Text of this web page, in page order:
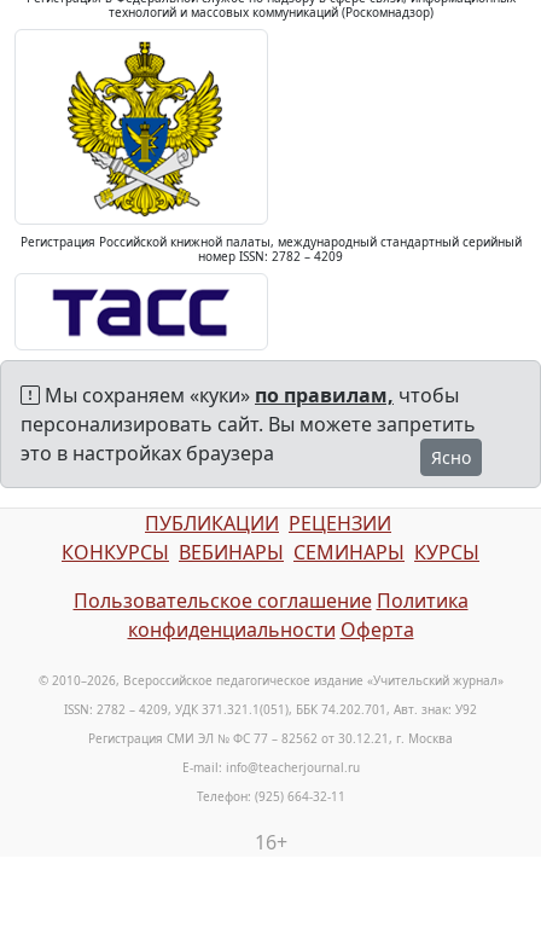
технологий и массовых коммуникаций (Роскомнадзор)
Регистрация Российской книжной палаты, международный стандартный серийный
номер ISSN: 2782 – 4209
Мы сохраняем «куки» по правилам, чтобы
персонализировать сайт. Вы можете запретить
это в настройках браузера
Ясно
ПУБЛИКАЦИИ РЕЦЕНЗИИ
КОНКУРСЫ ВЕБИНАРЫ СЕМИНАРЫ КУРСЫ
Пользовательское соглашение Политика
конфиденциальности Оферта
© 2010–2026, Всероссийское педагогическое издание «Учительский журнал»
ISSN: 2782 – 4209, УДК 371.321.1(051), ББК 74.202.701, Авт. знак: У92
Регистрация СМИ ЭЛ № ФС 77 – 82562 от 30.12.21, г. Москва
E-mail: info@teacherjournal.ru
Телефон: (925) 664-32-11
16+